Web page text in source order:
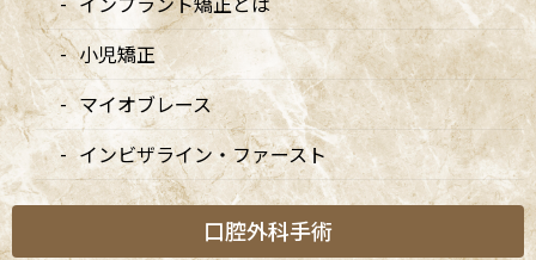
活用し、より高い精度を求めています。また、患者様とのコ
ミュニケーションを重視し、スキャン結果を視覚的に示す
ことで、治療に対する理解を深めていただけるよう努めてい
ます。
小児矯正
マイオブレース
インビザライン・ファースト
口腔外科手術